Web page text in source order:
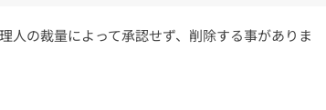
人の裁量によって承認せず、削除する事がありま